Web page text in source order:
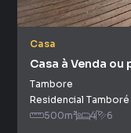
Casa
Casa à Venda
Tambore
Residencial Tamboré
500m² 4 6